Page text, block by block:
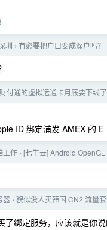
圳 › 有必要把户口变成深户吗？
财付通的虚拟运通卡月底要下线
ID 绑定浦发 AMEX 的
工作 › [七牛云] Android
器 › 貌似没人卖韩国 CN2 流量
了绑定服务，应该就是你说